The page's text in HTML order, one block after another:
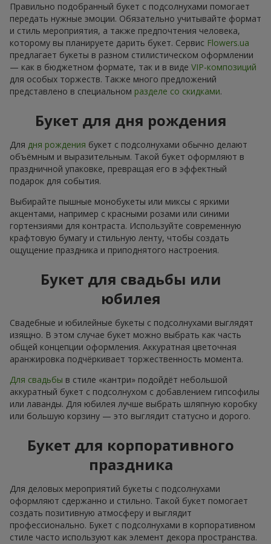
Правильно подобранный букет с подсолнухами помогает
передать нужные эмоции. Обязательно учитывайте формат
и стиль мероприятия, а также предпочтения человека,
которому вы планируете дарить букет. Сервис Flowers.ua
предлагает букеты в разном стилистическом оформлении
— как в бюджетном формате, так и в виде VIP-композиций
для особых торжеств. Также много предложений
представлено в специальном разделе со скидками.
Букет для дня рождения
Для дня рождения букет с подсолнухами обычно делают
объёмным и выразительным. Такой букет оформляют в
праздничной упаковке, превращая его в эффектный
подарок для события.
Выбирайте пышные монобукеты или миксы с яркими
акцентами, например с красными розами или синими
гортензиями для контраста. Используйте современную
крафтовую бумагу и стильную ленту, чтобы создать
ощущение праздника и приподнятого настроения.
Букет для свадьбы или
юбилея
Свадебные и юбилейные букеты с подсолнухами выглядят
изящно. В этом случае букет можно выбрать как часть
общей концепции оформления. Аккуратная цветочная
аранжировка подчёркивает торжественность момента.
Для свадьбы в стиле «кантри» подойдёт небольшой
аккуратный букет с подсолнухом с добавлением гипсофилы
или лаванды. Для юбилея лучше выбрать шляпную коробку
или большую корзину — это выглядит статусно и дорого.
Букет для корпоративного
праздника
Для деловых мероприятий букеты с подсолнухами
оформляют сдержанно и стильно. Такой букет помогает
создать позитивную атмосферу и выглядит
профессионально. Букет с подсолнухами в корпоративном
стиле часто используют как элемент декора пространства.